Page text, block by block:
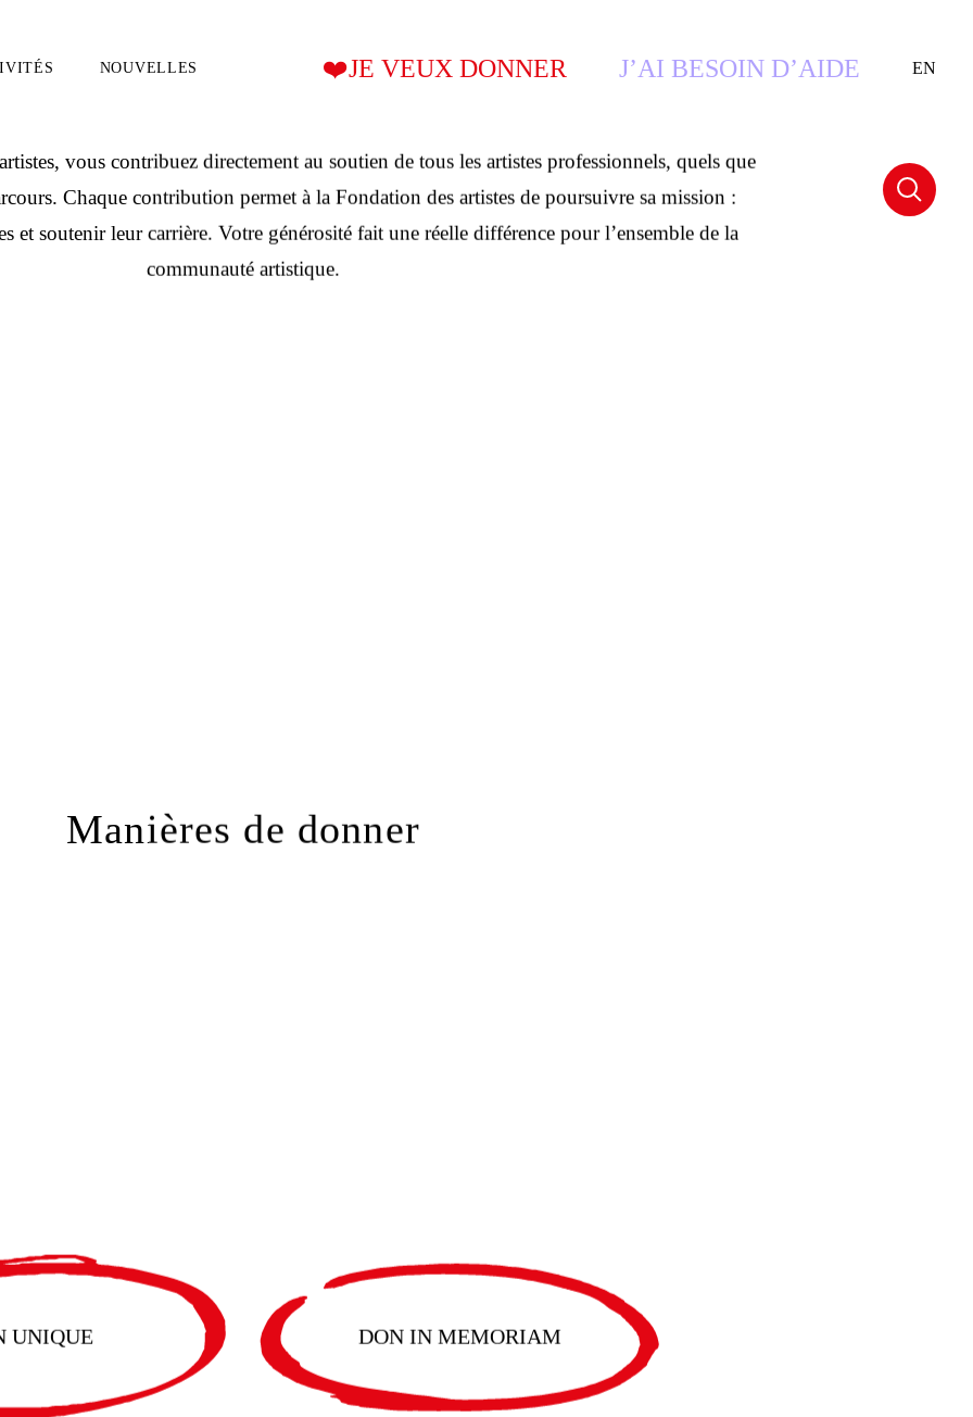
LE CA ET L’ÉQUIPE REGROUPEMENTS AFFILIÉS POLITIQUE DE CONFIDENTIALITÉ
2026 CABARET DES ARTISTES 2026 DÉFI IMPRO 2025
NOUVELLES ❤️JE VEUX DONNER J’AI BESOIN D’AIDE EN
aider les artistes
vous contribuez directement au soutien de tous les artistes professionnels, quels que
Chaque contribution permet à la Fondation des artistes de poursuivre sa mission :
et soutenir leur carrière. Votre générosité fait une réelle différence pour l’ensemble de la
communauté artistique.
Manières de donner
UNIQUE DON IN MEMORIAM